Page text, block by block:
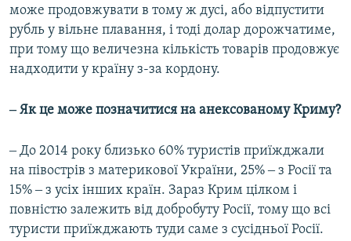
може продовжувати в тому ж дусі, або відпустити
рубль у вільне плавання, і тоді долар дорожчатиме,
при тому що величезна кількість товарів продовжує
надходити у країну з-за кордону.
‒ Як це може позначитися на анексованому Криму?
‒ До 2014 року близько 60% туристів приїжджали
на півострів з материкової України, 25% ‒ з Росії та
15% ‒ з усіх інших країн. Зараз Крим цілком і
повністю залежить від добробуту Росії, тому що всі
туристи приїжджають туди саме з сусідньої Росії.